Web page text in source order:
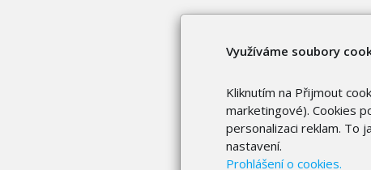
Využíváme soubory
Kliknutím na Přijmout
marketingové). Cookies
personalizaci reklam. To
nastavení.
Prohlášení o cookies.